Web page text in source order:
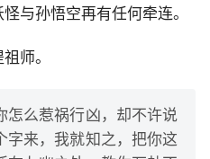
与孙悟空再有任何牵连。
师。
怎么惹祸行凶，却不许说
字来，我就知之，把你这